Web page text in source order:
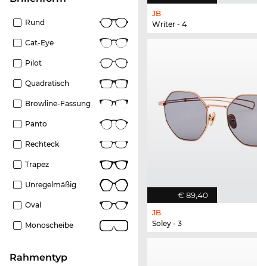
Rund
Cat-Eye
Pilot
Quadratisch
Browline-Fassung
Panto
Rechteck
Trapez
Unregelmäßig
Oval
Monoscheibe
Rahmentyp
JB
Writer - 4
€ 89,40
JB
Soley - 3